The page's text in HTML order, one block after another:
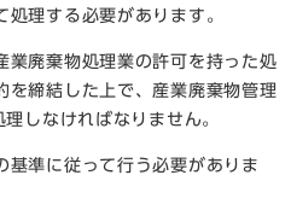
理する必要があります。
業廃棄物処理業の許可を持った処
を締結した上で、産業廃棄物管理
しなければなりません。
基準に従って行う必要がありま